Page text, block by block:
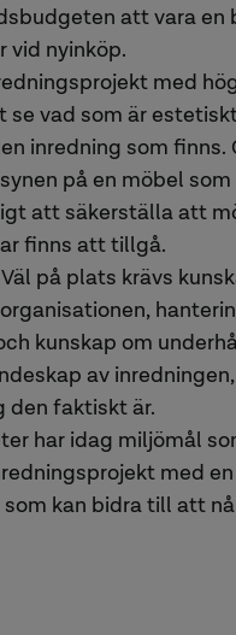
att vara en
vid nyinköp.
med
vad som är
inredning som finns.
på en möbel
att säkerställa att
finns att tillgå.
på plats krävs
kunskap om
av
den faktiskt är.
har idag miljömål
med
kan bidra till att